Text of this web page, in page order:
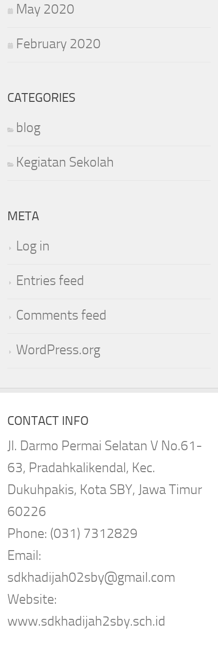
May 2020
February 2020
CATEGORIES
blog
Kegiatan Sekolah
META
Log in
Entries feed
Comments feed
WordPress.org
CONTACT INFO
Jl. Darmo Permai Selatan V No.61-
63, Pradahkalikendal, Kec.
Dukuhpakis, Kota SBY, Jawa Timur
60226
Phone: (031) 7312829
Email:
sdkhadijah02sby@gmail.com
Website:
www.sdkhadijah2sby.sch.id